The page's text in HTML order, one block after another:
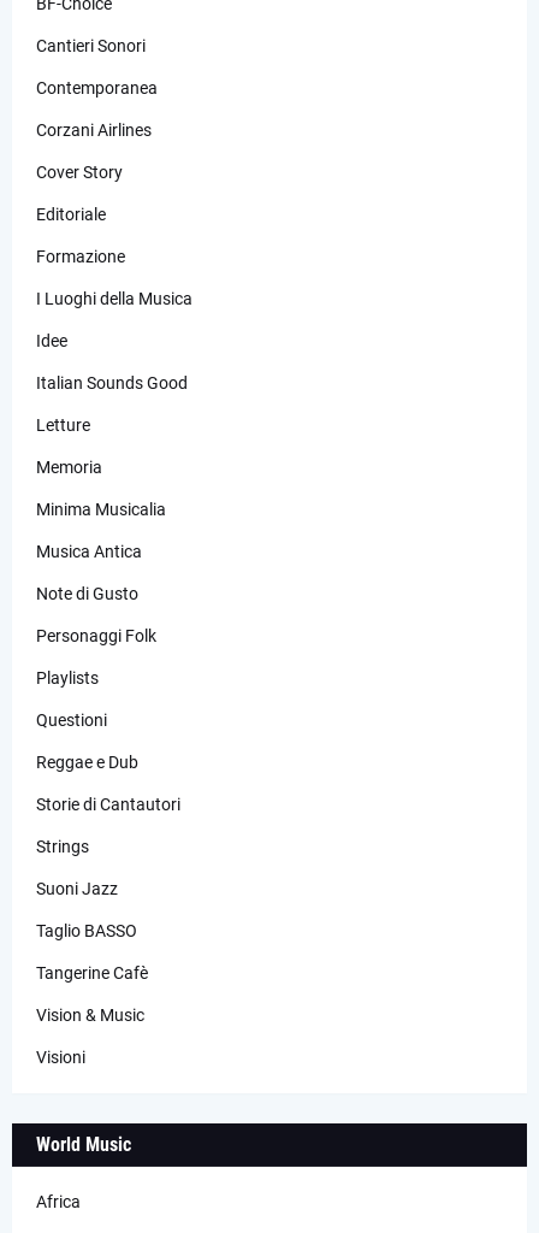
BF-Choice
Cantieri Sonori
Contemporanea
Corzani Airlines
Cover Story
Editoriale
Formazione
I Luoghi della Musica
Idee
Italian Sounds Good
Letture
Memoria
Minima Musicalia
Musica Antica
Note di Gusto
Personaggi Folk
Playlists
Questioni
Reggae e Dub
Storie di Cantautori
Strings
Suoni Jazz
Taglio BASSO
Tangerine Cafè
Vision & Music
Visioni
World Music
Africa